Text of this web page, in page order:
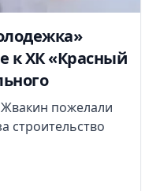
к ХК «Красный
пожелали
строительство